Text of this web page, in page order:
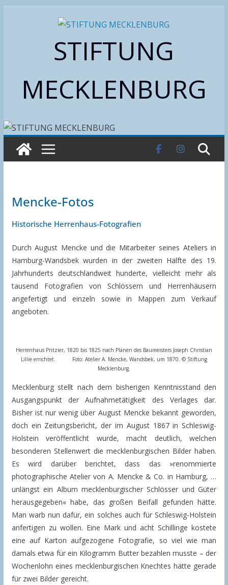
STIFTUNG
MECKLENBURG
Mencke-Fotos
Historische Herrenhaus-Fotografien
Durch August Mencke und die Mitarbeiter seines Ateliers in
Hamburg-Wandsbek wurden in der zweiten Hälfte des 19.
Jahrhunderts deutschlandweit hunderte, vielleicht mehr als
tausend Fotografien von Schlössern und Herrenhäusern
angefertigt und einzeln sowie in Mappen zum Verkauf
angeboten.
Herrenhaus Pritzier, 1820 bis 1825 nach Plänen des Baumeisters Joseph Christian
Lillie errichtet. Foto: Atelier A. Mencke, Wandsbek, um 1870. © Stiftung
Mecklenburg.
Mecklenburg stellt nach dem bisherigen Kenntnisstand den
Ausgangspunkt der Aufnahmetätigkeit des Verlages dar.
Bisher ist nur wenig über August Mencke bekannt geworden,
doch ein Zeitungsbericht, der im August 1867 in Schleswig-
Holstein veröffentlicht wurde, macht deutlich, welchen
besonderen Stellenwert die mecklenburgischen Bilder haben.
Es wird darüber berichtet, dass das »renommierte
photographische Atelier von A. Mencke & Co. in Hamburg, …
unlängst ein Album mecklenburgischer Schlösser und Güter
herausgegeben« habe, das großen Beifall gefunden hätte.
Man warb nun dafür, ein solches auch für Schleswig-Holstein
anfertigen zu wollen. Eine Mark und acht Schillinge kostete
eine auf Karton aufgezogene Fotografie, so viel wie man
damals etwa für ein Kilogramm Butter bezahlen musste – der
Wochenlohn eines mecklenburgischen Knechtes hätte gerade
für zwei Bilder gereicht.